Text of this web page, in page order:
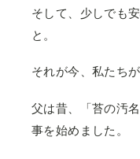
そして、少しでも
と。
それが今、私たち
父は昔、「苔の汚
事を始めました。